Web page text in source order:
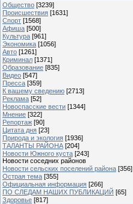
Общество [3239]
Происшествия [1631]
Спорт [1568]
Афиша [500]
Культура [961]
Экономика [1056]
Авто [1261]
Криминал [1371]
Образование [835]
Видео [547]
Пресса [359]
К вашему сведению [2713]
Реклама [52]
Новоспасские вести [1344]
Мнение [322]
Репортаж [90]
Цитата дня [23]
Природа и экология [1936]
ТАЛАНТЫ РАЙОНА [204]
Новости Южного куста [243]
Новости соседних районов
Новости сельских поселений района [356]
Острая тема [355]
Официальная информация [266]
ПО СЛЕДАМ НАШИХ ПУБЛИКАЦИЙ [65]
Здоровье [817]